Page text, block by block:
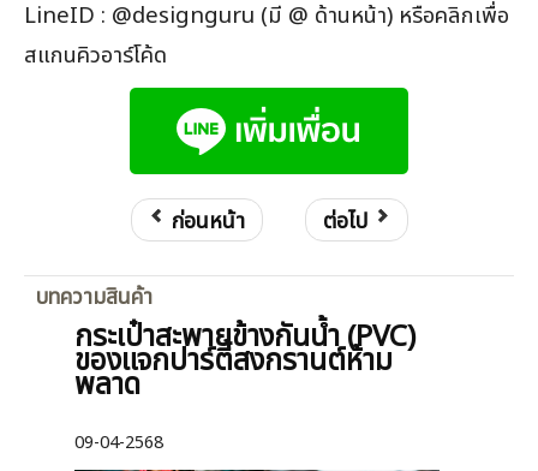
LineID : @designguru (มี @ ด้านหน้า) หรือคลิกเพื่อ
สแกนคิวอาร์โค้ด
ก่อนหน้า ต่อไป
บทความสินค้า
กระเป๋าสะพายข้างกันน้ำ (PVC)
ของแจกปาร์ตี้สงกรานต์ห้าม
พลาด
09-04-2568